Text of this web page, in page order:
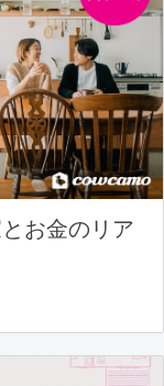
お金のリア